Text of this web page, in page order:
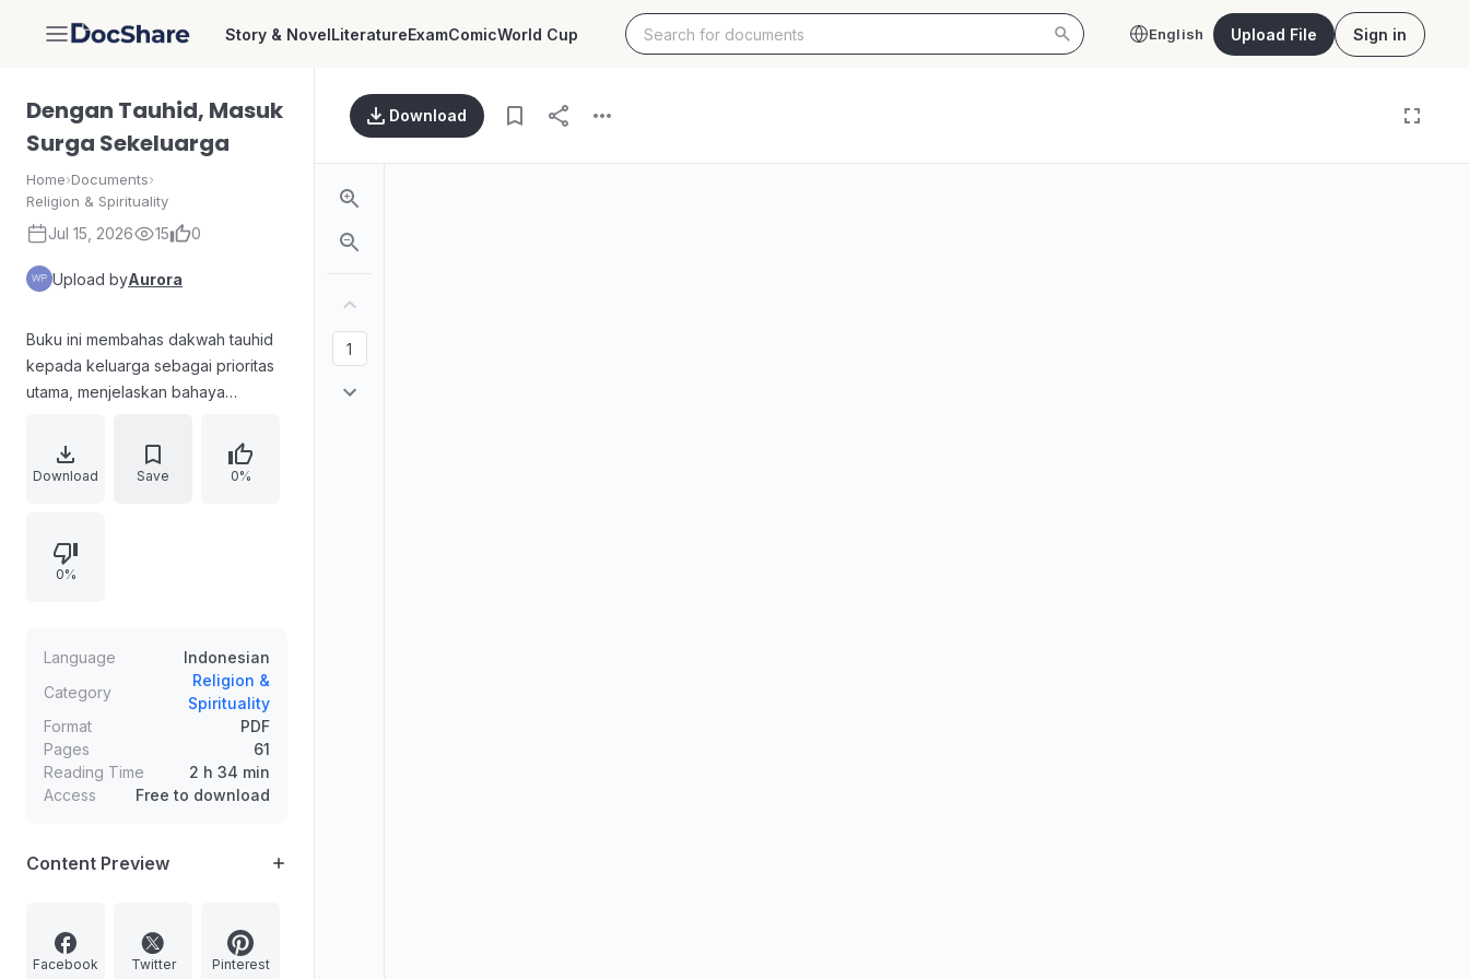
DocShare Story & NovelLiteratureExamComicWorld Cup English Upload File Sign in
Dengan Tauhid, Masuk
Surga Sekeluarga
Home›Documents›
Religion & Spirituality
Jul 15, 2026 15 0
Upload byAurora
Buku ini membahas dakwah tauhid
kepada keluarga sebagai prioritas
utama, menjelaskan bahaya
terjadinya kesyirikan, termasuk
praktik kesyirikan di zaman
adalah pencipta dan pemberi
rezeki, bukan sekadar pengakuan,
keluarga.
Download Save 0%
0%
Language
Indonesian
Category
Religion &
Spirituality
Format
PDF
Pages
61
Reading Time
2 h 34 min
Access
Free to download
Content Preview
Facebook Twitter Pinterest
Download